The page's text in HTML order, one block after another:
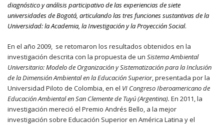
diagnóstico y análisis participativo de las experiencias de siete
universidades de Bogotá, articulando las tres funciones sustantivas de la
Universidad: la Academia, la Investigación y la Proyección Social.
En el año 2009, se retomaron los resultados obtenidos en la
investigación descrita con la propuesta de un Sistema Ambiental
Universitario: Modelo de Organización y Sistematización para la Inclusión
de la Dimensión Ambiental en la Educación Superior, presentada por la
Universidad Piloto de Colombia, en el VI Congreso Iberoamericano de
Educación Ambiental en San Clemente de Tuyú (Argentina). En 2011, la
investigación mereció el Premio Andrés Bello, a la mejor
investigación sobre Educación Superior en América Latina y el